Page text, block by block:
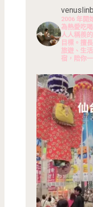
2006 年開
為熱愛吃
人人稱羨
目標。擅
旅遊、生
宿，陪你